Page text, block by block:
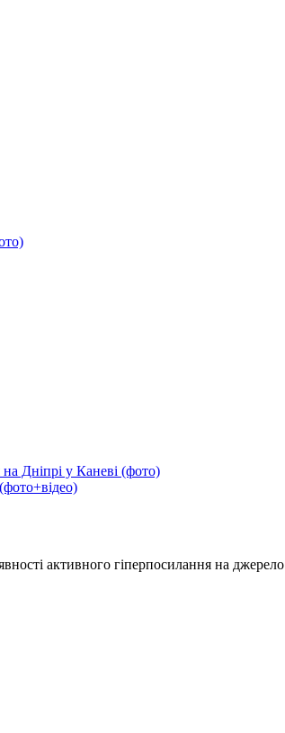
Дніпрі у Каневі (фото)
активного гіперпосилання на джерело